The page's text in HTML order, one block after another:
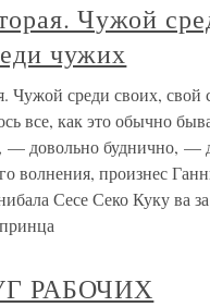
Чужой
чужих
Чужой среди своих, свой
все, как это обычно
— довольно буднично, —
волнения, произнес
Сесе Секо Куку ва
РАБОЧИХ